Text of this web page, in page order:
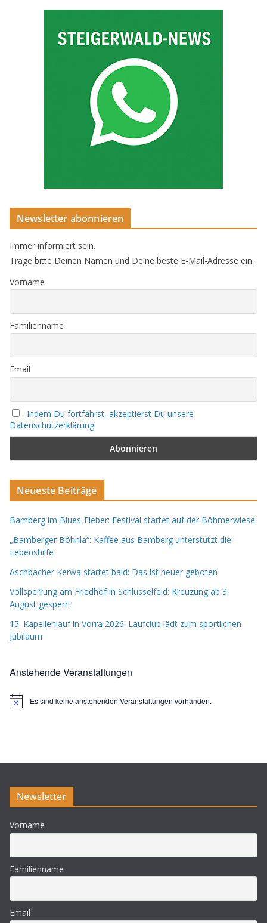
Newsletter abonnieren
Immer informiert sein.
Trage bitte Deinen Namen und Deine beste E-Mail-Adresse ein:
Vorname
Familienname
Email
Indem Du fortfährst, akzeptierst Du unsere
Datenschutzerklärung.
Neueste Beiträge
Bamberg im Blues-Fieber: Festival startet auf der Böhmerwiese
„Bamberger Böhnla“: Kaffee aus Bamberg unterstützt die
Lebenshilfe
Aschbacher Kerwa startet bald: Das ist heuer geboten
Vollsperrung am Friedhof in Schlüsselfeld: Kreuzung ab 3.
August gesperrt
15. Kapellenlauf in Vorra 2026: Laufclub lädt zum sportlichen
Jubiläum
Anstehende Veranstaltungen
H
s
Es sind keine anstehenden Veranstaltungen vorhanden.
Newsletter
Vorname
Familienname
Email